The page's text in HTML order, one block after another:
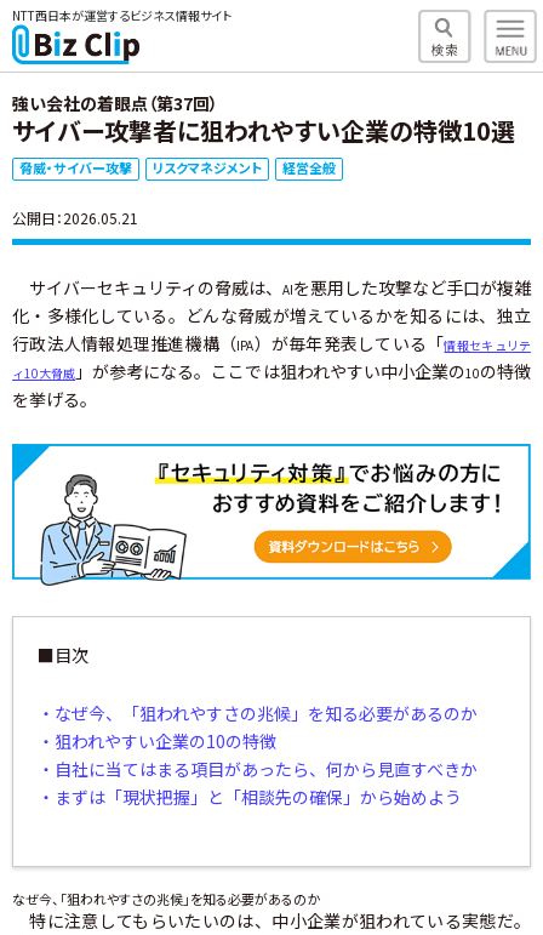
NTT西日本が運営するビジネス情報サイト
強い会社の着眼点（第37回）
サイバー攻撃者に狙われやすい企業の特徴10選
脅威・サイバー攻撃 リスクマネジメント 経営全般
公開日：2026.05.21
サイバーセキュリティの脅威は、 AIを悪用した攻撃など手口が複雑
化・多様化している。どんな脅威が増えているかを知るには、独立
行政法人情報処理推進機構（IPA）が毎年発表している「情報セキュリテ
ィ10大脅威 」が参考になる。ここでは狙われやすい中小企業の10の特徴
を挙げる。
■目次
・なぜ今、「狙われやすさの兆候」を知る必要があるのか
・狙われやすい企業の10の特徴
・自社に当てはまる項目があったら、何から見直すべきか
・まずは「現状把握」と「相談先の確保」から始めよう
なぜ今、「狙われやすさの兆候」を知る必要があるのか
特に注意してもらいたいのは、中小企業が狙われている実態だ。